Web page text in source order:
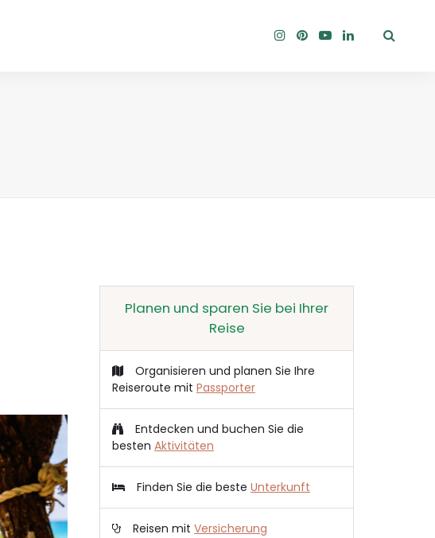
Planen und sparen Sie bei Ihrer
Reise
Organisieren und planen Sie Ihre
Reiseroute mit Passporter
Entdecken und buchen Sie die
besten Aktivitäten
Finden Sie die beste Unterkunft
Reisen mit Versicherung